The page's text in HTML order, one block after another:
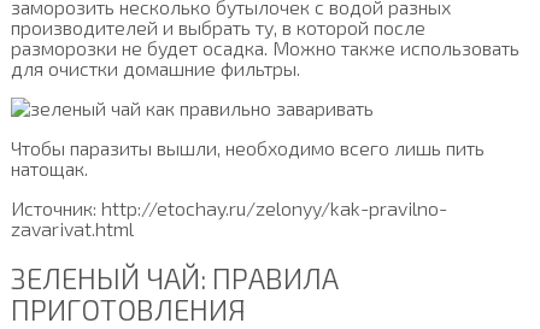
заморозить несколько бутылочек с водой разных
производителей и выбрать ту, в которой после
разморозки не будет осадка. Можно также использовать
для очистки домашние фильтры.
Чтобы паразиты вышли, необходимо всего лишь пить
натощак.
Источник: http://etochay.ru/zelonyy/kak-pravilno-
zavarivat.html
ЗЕЛЕНЫЙ ЧАЙ: ПРАВИЛА
ПРИГОТОВЛЕНИЯ